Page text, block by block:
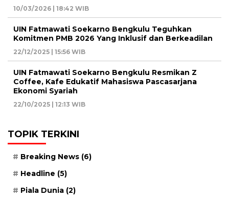
10/03/2026 | 18:42 WIB
UIN Fatmawati Soekarno Bengkulu Teguhkan
Komitmen PMB 2026 Yang Inklusif dan Berkeadilan
22/12/2025 | 15:56 WIB
UIN Fatmawati Soekarno Bengkulu Resmikan Z
Coffee, Kafe Edukatif Mahasiswa Pascasarjana
Ekonomi Syariah
22/10/2025 | 12:13 WIB
TOPIK TERKINI
Breaking News (6)
Headline (5)
Piala Dunia (2)